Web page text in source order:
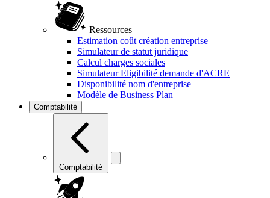
Ressources
Estimation coût création entreprise
Simulateur de statut juridique
Calcul charges sociales
Simulateur Eligibilité demande d'ACRE
Disponibilité nom d'entreprise
Modèle de Business Plan
Comptabilité
Comptabilité